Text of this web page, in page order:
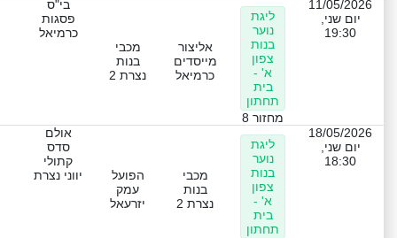
11/05/2026
יום שני,
19:30
ליגת
נוער
בנות
צפון
א' -
בית
תחתון
מחזור 8
אליצור
מייסדים
כרמיאל
מכבי
בנות
נצרת 2
בי"ס
פסגות
כרמיאל
18/05/2026
יום שני,
18:30
ליגת
נוער
בנות
צפון
א' -
בית
תחתון
מכבי
בנות
נצרת 2
הפועל
עמק
יזרעאל
אולם
סדס
קתולי
יווני נצרת